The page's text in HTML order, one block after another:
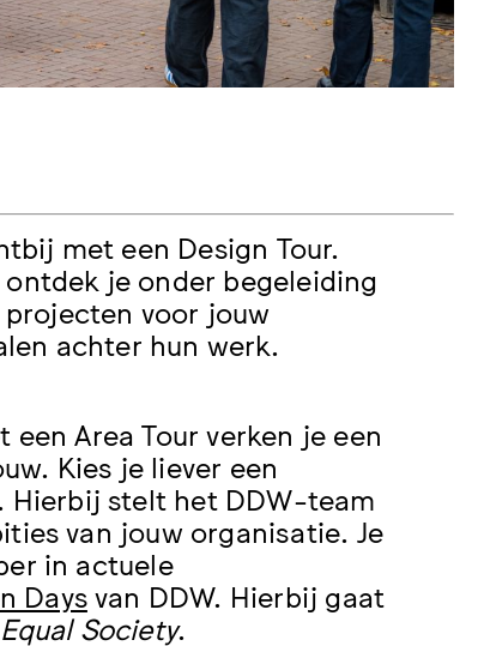
met een Design Tour.
je onder begeleiding
projecten voor jouw
achter hun werk.
een Area Tour verken je een
Kies je liever een
Hierbij stelt het DDW-team
van jouw organisatie. Je
in actuele
Daysvan DDW. Hierbij gaat
Equal Society.